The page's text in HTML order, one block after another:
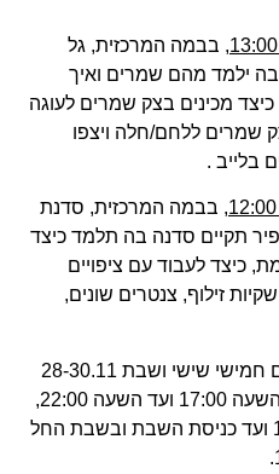
, בבמה המרכזית, גל
בה ילמד מהם שמרים ואיך
כיצד מכינים בצק שמרים לעוגה
שמרים ללחם/חלה ויצפו
בלייב .
, בבמה המרכזית, סדנת
תקיים סדנה בה תלמד כיצד
כיצד לעבוד עם ציפויים
זילוף, צנטרים שונים,
ייערך, כאמור, בימים חמישי שישי ושבת 28-30.11
בנובמבר: ביום חמישי החל מהשעה 17:00 ועד השעה 22:00,
ביום שישי החל מהשעה 11:00 ועד כניסת השבת ובשבת החל